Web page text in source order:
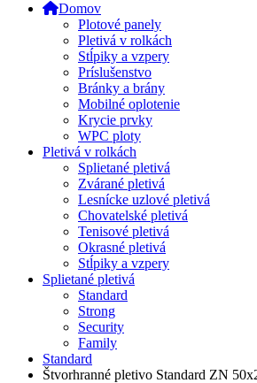
Domov
Plotové panely
Pletivá v rolkách
Stĺpiky a vzpery
Príslušenstvo
Bránky a brány
Mobilné oplotenie
Krycie prvky
WPC ploty
Pletivá v rolkách
Splietané pletivá
Zvárané pletivá
Lesnícke uzlové pletivá
Chovatelské pletivá
Tenisové pletivá
Okrasné pletivá
Stĺpiky a vzpery
Splietané pletivá
Standard
Strong
Security
Family
Standard
Štvorhranné pletivo Standard ZN